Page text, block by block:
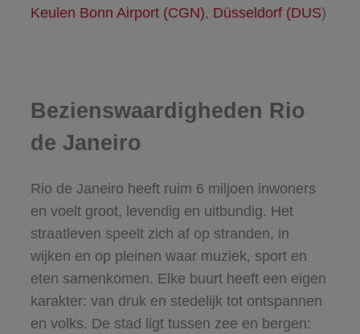
Keulen Bonn Airport (CGN), Düsseldorf (DUS)
Bezienswaardigheden Rio
de Janeiro
Rio de Janeiro heeft ruim 6 miljoen inwoners
en voelt groot, levendig en uitbundig. Het
straatleven speelt zich af op stranden, in
wijken en op pleinen waar muziek, sport en
eten samenkomen. Elke buurt heeft een eigen
karakter: van druk en stedelijk tot ontspannen
en volks. De stad ligt tussen zee en bergen: